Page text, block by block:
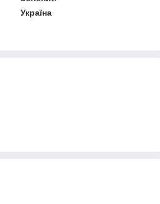
Україна